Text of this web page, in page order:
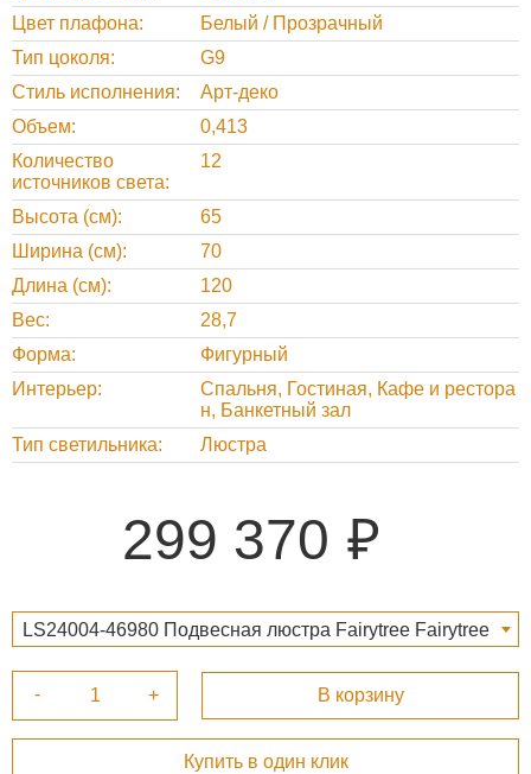
Цвет плафона
Белый / Прозрачный
Тип цоколя
G9
Стиль исполнения
Арт-деко
Объем
0,413
Количество
источников света
12
Высота (см)
65
Ширина (см)
70
Длина (см)
120
Вес
28,7
Форма
Фигурный
Интерьер
Спальня, Гостиная, Кафе и рестора
н, Банкетный зал
Тип светильника
Люстра
299 370
LS24004-46980 Подвесная люстра Fairytree Fairytree